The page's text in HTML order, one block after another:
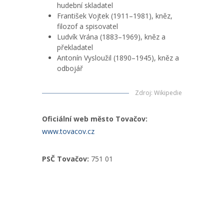
hudební skladatel
František Vojtek (1911–1981), kněz,
filozof a spisovatel
Ludvík Vrána (1883–1969), kněz a
překladatel
Antonín Vysloužil (1890–1945), kněz a
odbojář
Zdroj: Wikipedie
Oficiální web město Tovačov:
www.tovacov.cz
PSČ Tovačov: 751 01